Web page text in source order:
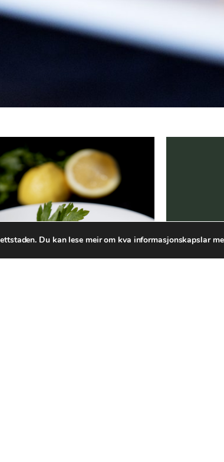
Du kan lese meir om kva informasjonskapslar